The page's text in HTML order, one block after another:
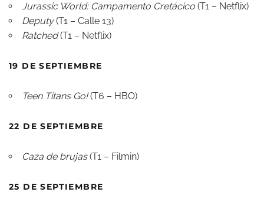
Jurassic World: Campamento Cretácico (T1 – Netflix)
Deputy(T1 – Calle 13)
Ratched(T1 – Netflix)
19 DE SEPTIEMBRE
Teen Titans Go!(T6 – HBO)
22 DE SEPTIEMBRE
Caza de brujas(T1 – Filmin)
25 DE SEPTIEMBRE